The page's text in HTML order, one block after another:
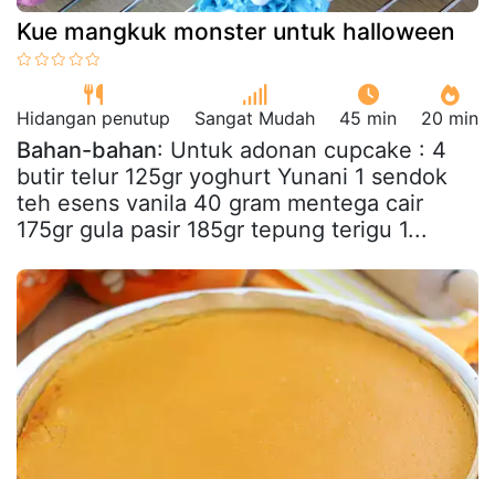
Kue mangkuk monster untuk halloween
Hidangan penutup Sangat Mudah 45 min 20 min
Bahan-bahan: Untuk adonan cupcake : 4
butir telur 125gr yoghurt Yunani 1 sendok
teh esens vanila 40 gram mentega cair
175gr gula pasir 185gr tepung terigu 1...